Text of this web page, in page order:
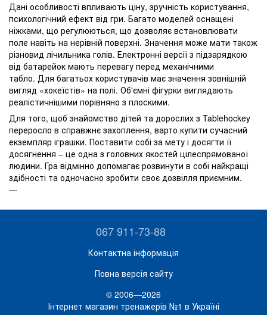
Дані особливості впливають ціну, зручність користування,
психологічний ефект від гри. Багато моделей оснащені
ніжками, що регулюються, що дозволяє встановлювати
поле навіть на нерівній поверхні. Значення може мати також
різновид лічильника голів. Електронні версії з підзарядкою
від батарейок мають перевагу перед механічними
табло. Для багатьох користувачів має значення зовнішній
вигляд «хокеїстів» на полі. Об'ємні фігурки виглядають
реалістичнішими порівняно з плоскими.
Для того, щоб знайомство дітей та дорослих з Tablehockey
переросло в справжнє захоплення, варто купити сучасний
екземпляр іграшки. Поставити собі за мету і досягти її
досягнення – це одна з головних якостей цілеспрямованої
людини. Гра відмінно допомагає розвинути в собі найкращі
здібності та одночасно зробити своє дозвілля приємним.
067 911-73-88
Контактна інформація
Повна версія сайту
© 2006—2026
Інтернет магазин тренажерів №1 в Україні